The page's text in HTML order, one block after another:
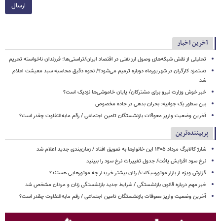
ارسال
آخرین اخبار
تحلیلی از نقش شبکه‌های وصول ارز نفتی در اقتصاد ایران/تراستی‌ها؛ فرزندان ناخواسته تحریم
دستمزد کارگران در شهریورماه دوباره ترمیم می‌شود؟/ نحوه دقیق محاسبه سبد معیشت اعلام
شد
خبر خوش وزارت نیرو برای مشترکان/ پایان خاموشی‌ها نزدیک است؟
بین سطور یک جوابیه: بحران بدهی در جاده مخصوص
آخرین وضعیت واریز معوقات بازنشستگان تامین اجتماعی / رقم مابه‌التفاوت چقدر است؟
پربیننده‌ترین
شارژ کالابرگ مرداد ۱۴۰۵ این خانوارها به تعویق افتاد / زمان‌بندی جدید اعلام شد
نرخ سود افزایش یافت/ جدول تغییرات نرخ سود را ببینید
گزارش ویژه از بازار موتورسیکلت/ زنان بیشتر خریدار چه موتورهایی هستند؟
خبر مهم درباره قانون بازنشستگی / شرایط جدید بازنشستگی زنان و مردان مشخص شد
آخرین وضعیت واریز معوقات بازنشستگان تامین اجتماعی / رقم مابه‌التفاوت چقدر است؟